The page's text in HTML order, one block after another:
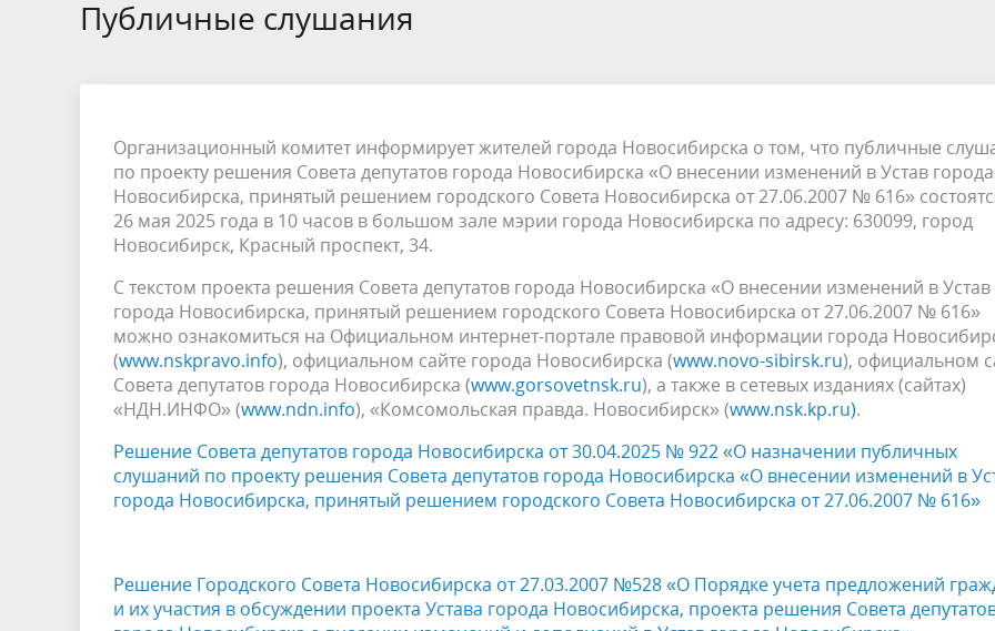
Избирательные округа
Контакты
Публичные слушания
Организационный комитет информирует жителей города Новосибирска о том, что публичные
по проекту решения Совета депутатов города Новосибирска «О внесении изменений в Устав города
Новосибирска, принятый решением городского Совета Новосибирска от 27.06.2007 № 616»
26 мая 2025 года в 10 часов в большом зале мэрии города Новосибирска по адресу: 630099, город
Новосибирск, Красный проспект, 34.
С текстом проекта решения Совета депутатов города Новосибирска «О внесении изменений в Устав
города Новосибирска, принятый решением городского Совета Новосибирска от 27.06.2007 № 616»
можно ознакомиться на Официальном интернет-портале правовой информации города
(www.nskpravo.info), официальном сайте города Новосибирска (www.novo-sibirsk.ru), официальном
Совета депутатов города Новосибирска (www.gorsovetnsk.ru), а также в сетевых изданиях (сайтах)
«НДН.ИНФО» (www.ndn.info), «Комсомольская правда. Новосибирск» (www.nsk.kp.ru).
Решение Совета депутатов города Новосибирска от 30.04.2025 № 922 «О назначении публичных
слушаний по проекту решения Совета депутатов города Новосибирска «О внесении изменений в
города Новосибирска, принятый решением городского Совета Новосибирска от 27.06.2007 № 616»
Решение Городского Совета Новосибирска от 27.03.2007 №528 «О Порядке учета предложений
и их участия в обсуждении проекта Устава города Новосибирска, проекта решения Совета